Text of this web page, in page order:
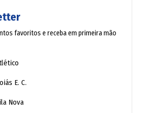
favoritos e receba em primeira mão
E. C.
Nova